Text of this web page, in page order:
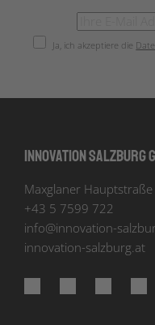
Ja, ich akzeptiere die
Innovation Salzburg
Maxglaner
+43 5 7599 722
info@innovation-
innovation-salzburg.at